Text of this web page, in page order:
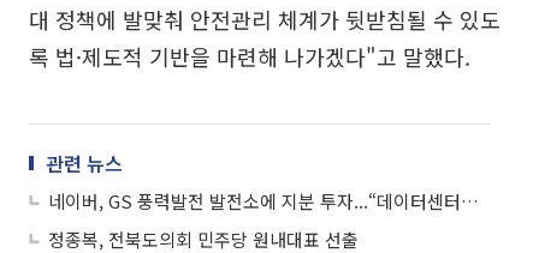
대 정책에 발맞춰 안전관리 체계가 뒷받침될 수 있도
록 법·제도적 기반을 마련해 나가겠다"고 말했다.
관련 뉴스
네이버, GS 풍력발전 발전소에 지분 투자...“데이터센터용 재생에너지 수급 안정성↑”
정종복, 전북도의회 민주당 원내대표 선출